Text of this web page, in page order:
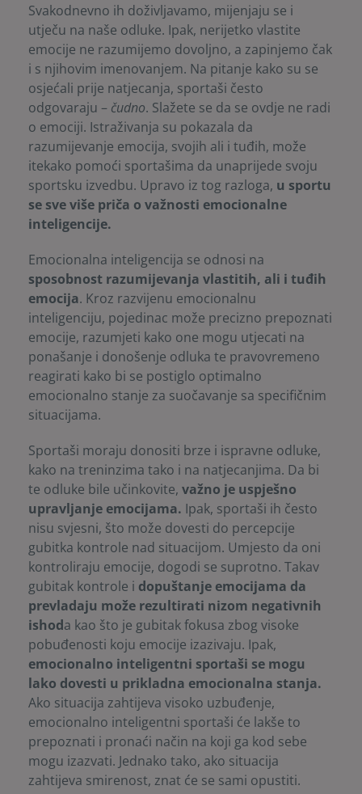
Svakodnevno ih doživljavamo, mijenjaju se i
utječu na naše odluke. Ipak, nerijetko vlastite
emocije ne razumijemo dovoljno, a zapinjemo čak
i s njihovim imenovanjem. Na pitanje kako su se
osjećali prije natjecanja, sportaši često
odgovaraju – čudno. Slažete se da se ovdje ne radi
o emociji. Istraživanja su pokazala da
razumijevanje emocija, svojih ali i tuđih, može
itekako pomoći sportašima da unaprijede svoju
sportsku izvedbu. Upravo iz tog razloga, u sportu
se sve više priča o važnosti emocionalne
inteligencije.
Emocionalna inteligencija se odnosi na
sposobnost razumijevanja vlastitih, ali i tuđih
emocija. Kroz razvijenu emocionalnu
inteligenciju, pojedinac može precizno prepoznati
emocije, razumjeti kako one mogu utjecati na
ponašanje i donošenje odluka te pravovremeno
reagirati kako bi se postiglo optimalno
emocionalno stanje za suočavanje sa specifičnim
situacijama.
Sportaši moraju donositi brze i ispravne odluke,
kako na treninzima tako i na natjecanjima. Da bi
te odluke bile učinkovite, važno je uspješno
upravljanje emocijama. Ipak, sportaši ih često
nisu svjesni, što može dovesti do percepcije
gubitka kontrole nad situacijom. Umjesto da oni
kontroliraju emocije, dogodi se suprotno. Takav
gubitak kontrole i dopuštanje emocijama da
prevladaju može rezultirati nizom negativnih
ishoda kao što je gubitak fokusa zbog visoke
pobuđenosti koju emocije izazivaju. Ipak,
emocionalno inteligentni sportaši se mogu
lako dovesti u prikladna emocionalna stanja.
Ako situacija zahtijeva visoko uzbuđenje,
emocionalno inteligentni sportaši će lakše to
prepoznati i pronaći način na koji ga kod sebe
mogu izazvati. Jednako tako, ako situacija
zahtijeva smirenost, znat će se sami opustiti.